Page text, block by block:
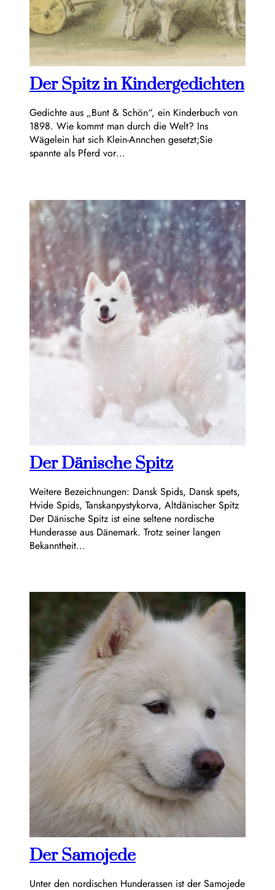
Der Spitz in Kindergedichten
Gedichte aus „Bunt & Schön“, ein Kinderbuch von
1898. Wie kommt man durch die Welt? Ins
Wägelein hat sich Klein-Annchen gesetzt;Sie
spannte als Pferd vor…
Der Dänische Spitz
Weitere Bezeichnungen: Dansk Spids, Dansk spets,
Hvide Spids, Tanskanpystykorva, Altdänischer Spitz
Der Dänische Spitz ist eine seltene nordische
Hunderasse aus Dänemark. Trotz seiner langen
Bekanntheit…
Der Samojede
Unter den nordischen Hunderassen ist der Samojede